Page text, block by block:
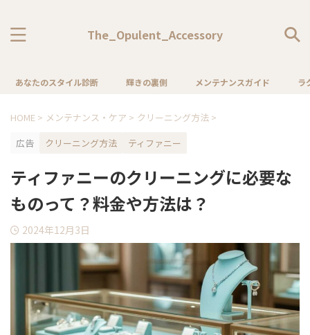
The_Opulent_Accessory
あなたのスタイル診断 輝きの裏側 メンテナンスガイド ラ
HOME > メンテナンス・ケア > クリーニング方法 >
広告
クリーニング方法 ティファニー
ティファニーのクリーニングに必要な
ものって？料金や方法は？
2024年12月3日